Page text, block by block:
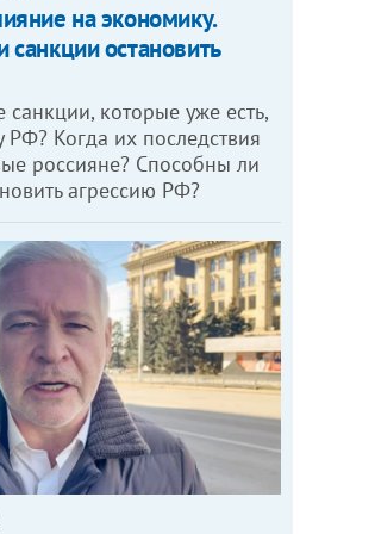
на экономику.
остановить
санкции, которые уже есть,
РФ? Когда их последствия
россияне? Способны ли
агрессию РФ?